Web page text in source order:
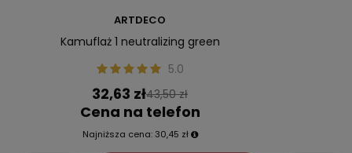
ARTDECO
Kamuflaż 1 neutralizing green
5.0
32,63 zł43,50 zł
Cena na telefon
Najniższa cena: 30,45 zł